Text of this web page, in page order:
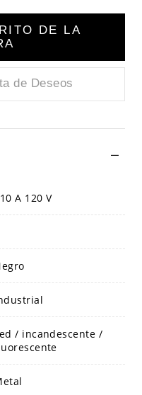
DE LA
de Deseos
A 120 V
/ incandescente /